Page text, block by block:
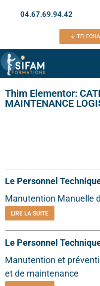
04.67.69.94.42
Thim Elementor:
MAINTENANCE
Le Personnel
Manutention Manuelle
LIRE LA SUITE
Le Personnel
Manutention et
et de maintenance